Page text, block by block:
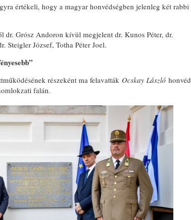
értékeli, hogy a magyar honvédségben jelenleg két rabbi
dr. Grósz Andoron kívül megjelent dr. Kunos Péter, dr.
Steigler József, Totha Péter Joel.
részeként ma felavatták Ocskay László honvéd
falán.